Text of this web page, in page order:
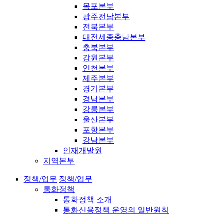
목포본부
광주전남본부
전북본부
대전세종충남본부
충북본부
강원본부
인천본부
제주본부
경기본부
경남본부
강릉본부
울산본부
포항본부
강남본부
인재개발원
지역본부
정책/업무 정책/업무
통화정책
통화정책 소개
통화신용정책 운영의 일반원칙